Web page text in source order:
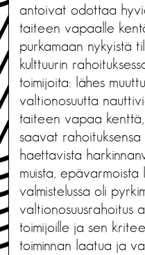
antoivat odottaa
taiteen vapaalle
purkamaan nykyistä
kulttuurin
toimijoita: lähes
valtionosuutta
taiteen vapaa
saavat rahoituksensa
haettavista
muista, epävarmoista
valmistelussa oli
valtionosuusrahoitus
toimijoille ja sen
toiminnan laatua ja